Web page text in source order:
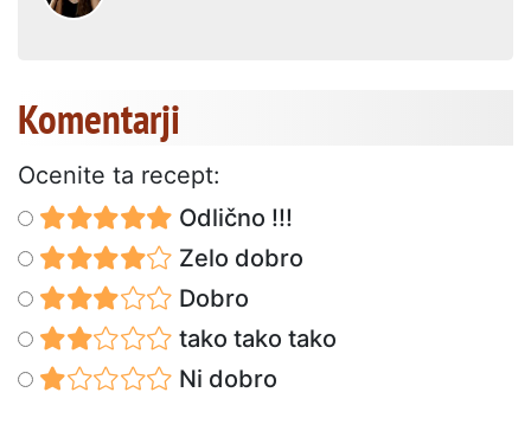
Komentarji
Ocenite ta recept:
Odlično !!!
Zelo dobro
Dobro
tako tako tako
Ni dobro